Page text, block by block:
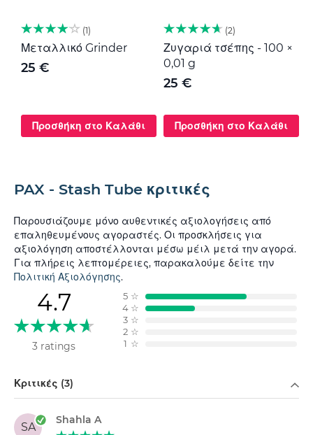
1
Μεταλλικό Grinder
25 €
Προσθήκη στο Καλάθι
2
Ζυγαριά τσέπης - 100 ×
0,01 g
25 €
Προσθήκη στο Καλάθι
PAX - Stash Tube κριτικές
Παρουσιάζουμε μόνο αυθεντικές αξιολογήσεις από
επαληθευμένους αγοραστές. Οι προσκλήσεις για
αξιολόγηση αποστέλλονται μέσω μέιλ μετά την αγορά.
Για πλήρεις λεπτομέρειες, παρακαλούμε δείτε την
Πολιτική Αξιολόγησης.
4.7
3 ratings
5 ☆
4 ☆
3 ☆
2 ☆
1 ☆
Κριτικές (3)
SA
Shahla A